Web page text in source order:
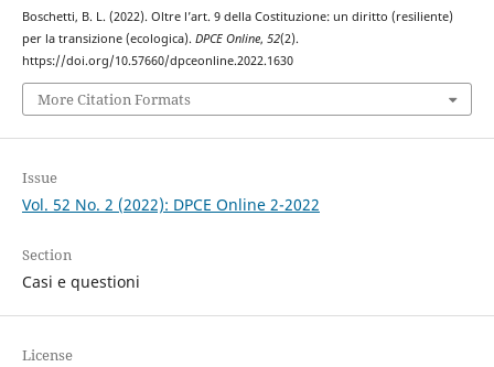
Boschetti, B. L. (2022). Oltre l’art. 9 della Costituzione: un diritto (resiliente)
per la transizione (ecologica). DPCE Online, 52(2).
https://doi.org/10.57660/dpceonline.2022.1630
More Citation Formats
Issue
Vol. 52 No. 2 (2022): DPCE Online 2-2022
Section
Casi e questioni
License